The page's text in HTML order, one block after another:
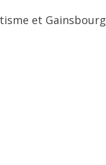
et Gainsbourg